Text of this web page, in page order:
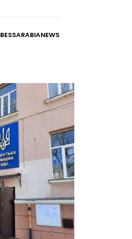
BESSARABIANEWS